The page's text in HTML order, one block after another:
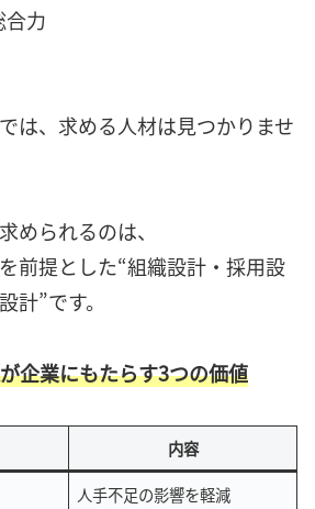
合力
は、求める人材は見つかりませ
められるのは、
前提とした“組織設計・採用設
計”です。
企業にもたらす3つの価値
内容
人手不足の影響を軽減